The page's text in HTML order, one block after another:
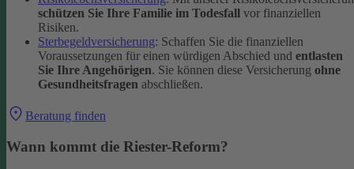
schützen Sie Ihre Familie im Todesfall vor finanziellen
Risiken.
Sterbegeldversicherung: Schaffen Sie die finanziellen
Voraussetzungen für einen würdigen Abschied und entlasten
Sie Ihre Angehörigen. Sie können diese Versicherung ohne
Gesundheitsfragen abschließen.
Beratung finden
Wann kommt die Riester-Reform?